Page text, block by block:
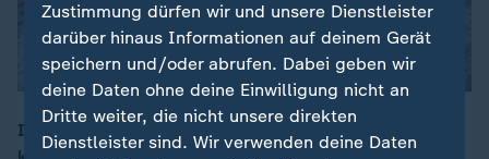
In der Tiefsee im Südpolarmeer haben Forscher eine
Zustimmung dürfen wir und unsere Dienstleister
darüber hinaus Informationen auf deinem Gerät
speichern und/oder abrufen. Dabei geben wir
deine Daten ohne deine Einwilligung nicht an
Dritte weiter, die nicht unsere direkten
Dienstleister sind. Wir verwenden deine Daten